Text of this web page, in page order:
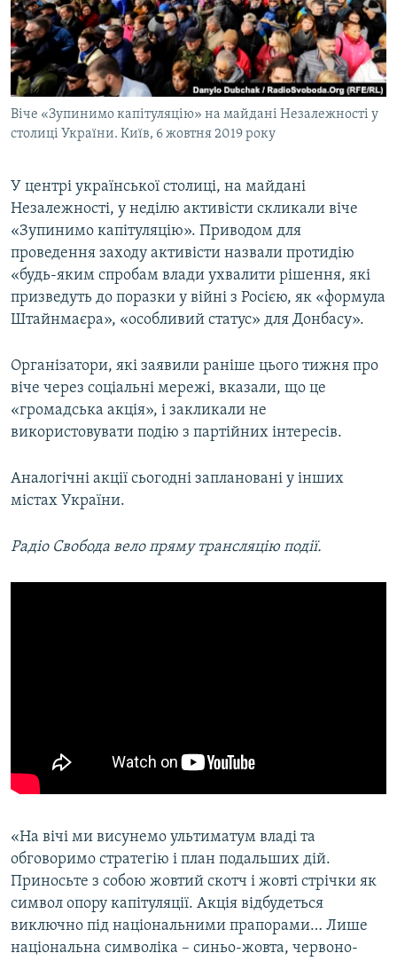
ФОТО
СПЕЦПРОЄКТИ
ПОДКАСТИ
КРИМ РЕАЛІЇ
УКР
КТАТ
ДОЛУЧАЙСЯ!
Усі сайти RFE/RL
Віче «Зупинимо капітуляцію» на майдані Незалежності у
столиці України. Київ, 6 жовтня 2019 року
У центрі української столиці, на майдані
Незалежності, у неділю активісти скликали віче
«Зупинимо капітуляцію». Приводом для
проведення заходу активісти назвали протидію
«будь-яким спробам влади ухвалити рішення, які
призведуть до поразки у війні з Росією, як «формула
Штайнмаєра», «особливий статус» для Донбасу».
Організатори, які заявили раніше цього тижня про
віче через соціальні мережі, вказали, що це
«громадська акція», і закликали не
використовувати подію з партійних інтересів.
Аналогічні акції сьогодні заплановані у інших
містах України.
Радіо Свобода вело пряму трансляцію події.
«На вічі ми висунемо ультиматум владі та
обговоримо стратегію і план подальших дій.
Приносьте з собою жовтий скотч і жовті стрічки як
символ опору капітуляції. Акція відбудеться
виключно під національними прапорами… Лише
національна символіка – синьо-жовта, червоно-